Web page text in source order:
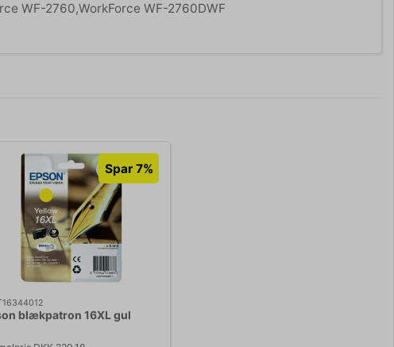
WF-2760,WorkForce WF-2760DWF
Spar 7%
blækpatron 16XL gul